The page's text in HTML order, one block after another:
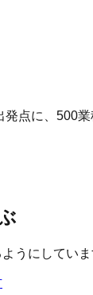
点に、500
うにしていま